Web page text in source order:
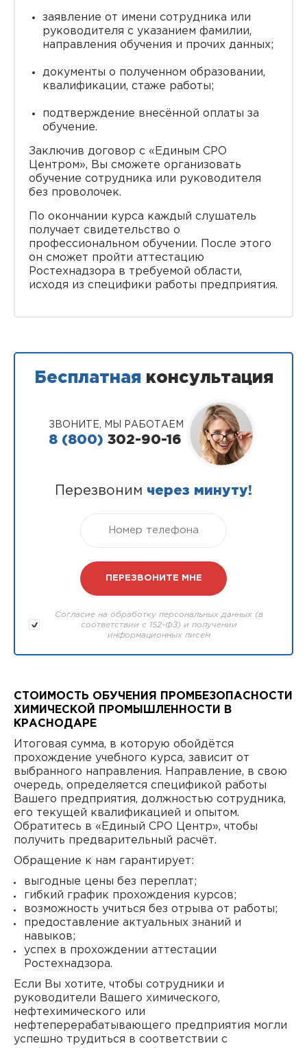
заявление от имени сотрудника или
руководителя с указанием фамилии,
направления обучения и прочих данных;
документы о полученном образовании,
квалификации, стаже работы;
подтверждение внесённой оплаты за
обучение.
Заключив договор с «Единым СРО
Центром», Вы сможете организовать
обучение сотрудника или руководителя
без проволочек.
По окончании курса каждый слушатель
получает свидетельство о
профессиональном обучении. После этого
он сможет пройти аттестацию
Ростехнадзора в требуемой области,
исходя из специфики работы предприятия.
Бесплатная консультация
ЗВОНИТЕ, МЫ РАБОТАЕМ
8 (800) 302-90-16
Перезвоним через минуту!
Согласие на обработку персональных данных (в
соответствии с 152-ФЗ) и получении
информационных писем
СТОИМОСТЬ ОБУЧЕНИЯ ПРОМБЕЗОПАСНОСТИ
ХИМИЧЕСКОЙ ПРОМЫШЛЕННОСТИ В
КРАСНОДАРЕ
Итоговая сумма, в которую обойдётся
прохождение учебного курса, зависит от
выбранного направления. Направление, в свою
очередь, определяется спецификой работы
Вашего предприятия, должностью сотрудника,
его текущей квалификацией и опытом.
Обратитесь в «Единый СРО Центр», чтобы
получить предварительный расчёт.
Обращение к нам гарантирует:
выгодные цены без переплат;
гибкий график прохождения курсов;
возможность учиться без отрыва от работы;
предоставление актуальных знаний и
навыков;
успех в прохождении аттестации
Ростехнадзора.
Если Вы хотите, чтобы сотрудники и
руководители Вашего химического,
нефтехимического или
нефтеперерабатывающего предприятия могли
успешно трудиться в соответствии с